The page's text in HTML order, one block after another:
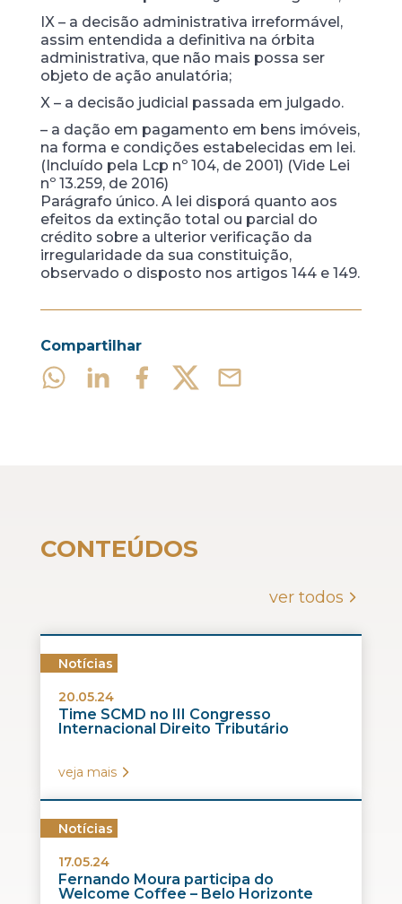
IX – a decisão administrativa irreformável,
assim entendida a definitiva na órbita
administrativa, que não mais possa ser
objeto de ação anulatória;
X – a decisão judicial passada em julgado.
– a dação em pagamento em bens imóveis,
na forma e condições estabelecidas em lei.
(Incluído pela Lcp nº 104, de 2001) (Vide Lei
nº 13.259, de 2016)
Parágrafo único. A lei disporá quanto aos
efeitos da extinção total ou parcial do
crédito sobre a ulterior verificação da
irregularidade da sua constituição,
observado o disposto nos artigos 144 e 149.
Compartilhar
CONTEÚDOS
ver todos
Notícias
20.05.24
Time SCMD no III Congresso
Internacional Direito Tributário
veja mais
Notícias
17.05.24
Fernando Moura participa do
Welcome Coffee – Belo Horizonte